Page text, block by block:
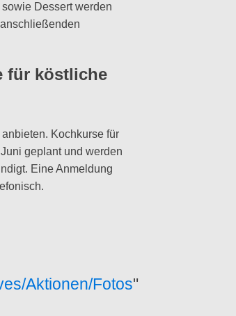
Dessert werden
für köstliche
Kochkurse für
geplant und werden
Eine Anmeldung
Aktionen/Fotos"